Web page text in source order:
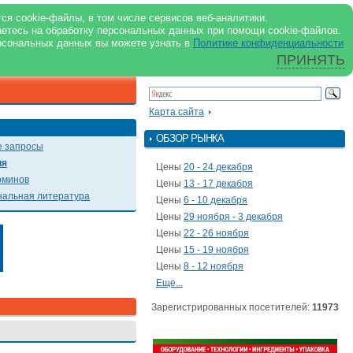
cookie-файлы, в том числе сервисов веб-аналитики.
на обработку персональных данных при помощи cookie-файлов.
данных вы можете узнать в Политике конфиденциальности
ПРИНЯТЬ
support@milkbranch.ru
О портале
Реклама в журнале
Реклама на портале
Архив номеров
запросы
литература
Карта сайта
ОБЗОР РЫНКА
Цены 20 - 24 декабря
Цены 13 - 17 декабря
Цены 6 - 10 декабря
Цены 29 ноября - 3 декабря
Цены 22 - 26 ноября
Цены 15 - 19 ноября
Цены 8 - 12 ноября
Еще...
Зарегистрированных посетителей: 11973